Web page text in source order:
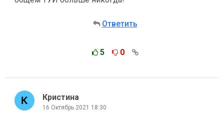
Ответить
5 0
Кристина
16 Октябрь 2021 18:30